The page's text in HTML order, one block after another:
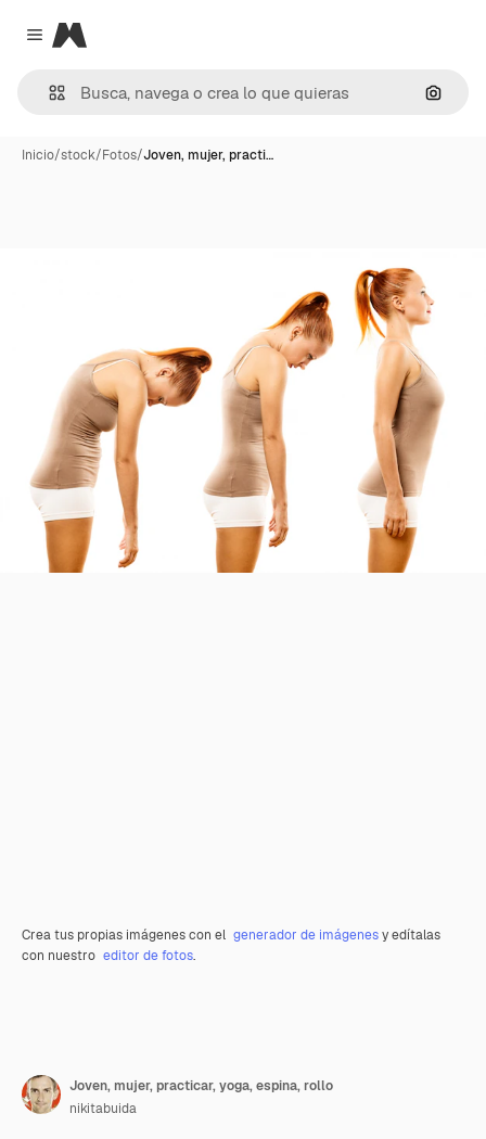
Close menu
Magnific
Inicio/stock/Fotos/Joven, mujer, practi…
Crea tus propias imágenes con el generador de imágenesy edítalas
con nuestro editor de fotos.
Joven, mujer, practicar, yoga, espina, rollo
nikitabuida